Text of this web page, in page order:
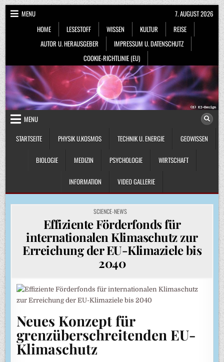
Skip
to
content
MENU
HOME
LESESTOFF WISSEN KULTUR
REISE
AUTOR U. HERAUSGEBER
IMPRESSUM U. DATENSCHUTZ
COOKIE-RICHTLINIE (EU)
7. AUGUST 2026
MENU
STARTSEITE
PHYSIK U.KOSMOS TECHNIK U. ENERGIE GEOWISSEN
BIOLOGIE MEDIZIN PSYCHOLOGIE WIRTSCHAFT
INFORMATION VIDEO GALLERIE
POSTED
IN
SCIENCE-NEWS
Effiziente Förderfonds für
internationalen Klimaschutz zur
Erreichung der EU-Klimaziele bis
2040
Neues Konzept für
grenzüberschreitenden EU-
Klimaschutz